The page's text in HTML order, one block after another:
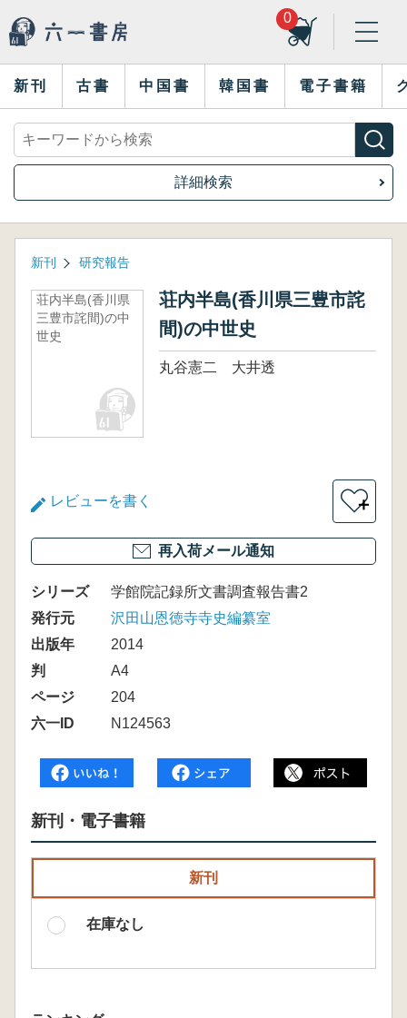
0
新刊 古書 中国書 韓国書 電子書籍
詳細検索
新刊 研究報告
荘内半島(香川県
三豊市詫間)の中
世史
荘内半島(香川県三豊市詫
間)の中世史
丸谷憲二 大井透
レビューを書く ＋
再入荷メール通知
シリーズ
学館院記録所文書調査報告書2
発行元
沢田山恩徳寺寺史編纂室
出版年
2014
判
A4
ページ
204
六一ID
N124563
新刊・電子書籍
新刊
在庫なし